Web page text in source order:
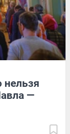
нельзя
—